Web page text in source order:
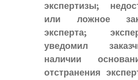
экспертизы;
или ложное
эксперта;
уведомил
наличии
отстранения